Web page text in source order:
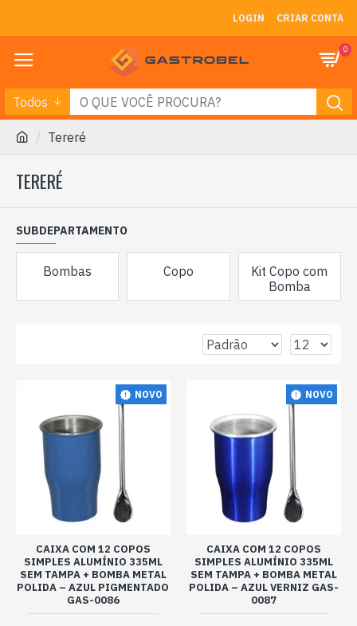
LOGIN CRIAR CONTA
0
Todos
Tereré
TERERÉ
SUBDEPARTAMENTO
Bombas Copo
Kit Copo com
Bomba
NOVO
CAIXA COM 12 COPOS
SIMPLES ALUMÍNIO 335ML
SEM TAMPA + BOMBA METAL
POLIDA – AZUL PIGMENTADO
GAS-0086
NOVO
CAIXA COM 12 COPOS
SIMPLES ALUMÍNIO 335ML
SEM TAMPA + BOMBA METAL
POLIDA – AZUL VERNIZ GAS-
0087